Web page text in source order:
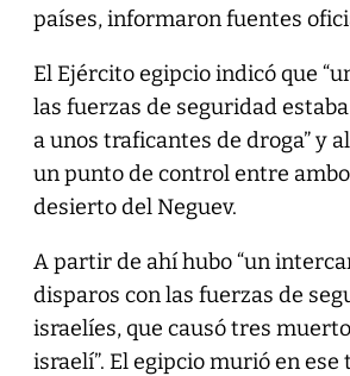
países, informaron fuentes
El Ejército egipcio indicó que
las fuerzas de seguridad
a unos traficantes de droga” y
un punto de control entre
desierto del Neguev.
A partir de ahí hubo “un
disparos con las fuerzas de
israelíes, que causó tres
israelí”. El egipcio murió en ese